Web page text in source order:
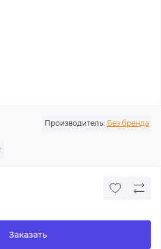
Производитель: Без бренда
Заказать